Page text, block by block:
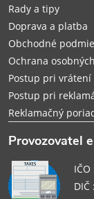
e
Rady a tipy
Doprava a platba
Obchodné
Ochrana
Postup pri
Postup pri
Reklamačný
Provozovatel
DIČ